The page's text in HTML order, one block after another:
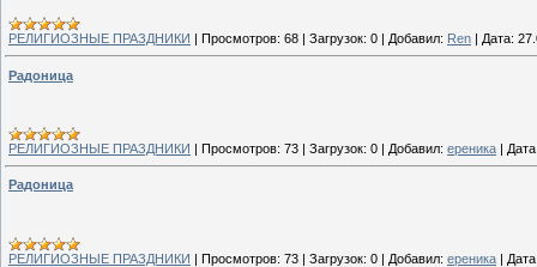
РЕЛИГИОЗНЫЕ ПРАЗДНИКИ | Просмотров: 68 | Загрузок: 0 | Добавил: Ren | Дата:
Радоница
РЕЛИГИОЗНЫЕ ПРАЗДНИКИ | Просмотров: 73 | Загрузок: 0 | Добавил: ереника |
Радоница
РЕЛИГИОЗНЫЕ ПРАЗДНИКИ | Просмотров: 73 | Загрузок: 0 | Добавил: ереника |